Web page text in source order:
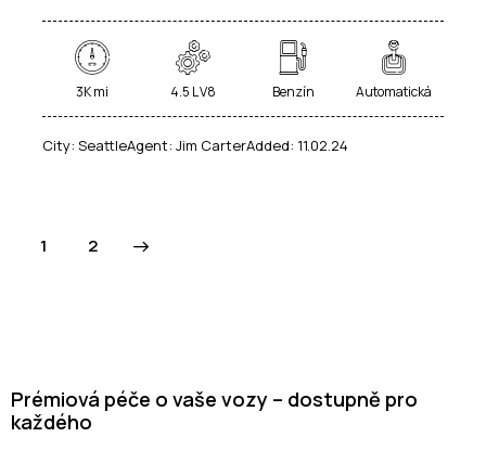
3K mi 4.5 L V8 Benzín Automatická
City: SeattleAgent: Jim CarterAdded: 11.02.24
1 2
Prémiová péče o vaše vozy – dostupně pro
každého